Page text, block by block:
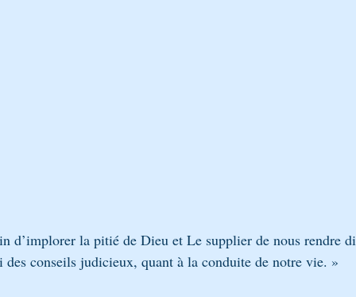
d’implorer la pitié de Dieu et Le supplier de nous rendre
de Lui des conseils judicieux, quant à la conduite de notre vie. »